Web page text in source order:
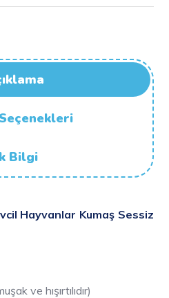
Bilgi
Hayvanlar Kumaş Sessiz
ve hışırtılıdır)